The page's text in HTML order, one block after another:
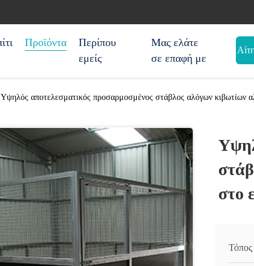
Προϊόντα
Περίπου
εμείς
Μας ελάτε
σε επαφή με
Υψηλός αποτελεσματικός προσαρμοσμένος στάβλος αλόγων κιβωτίων
στο
Τόπος